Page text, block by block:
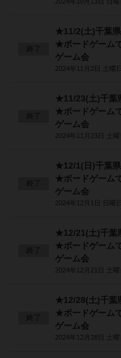
★11/2(土)千葉
★ボードゲーム
ゲーム会
2024年11月2日 土曜日
★11/23(土)千葉
★ボードゲーム
ゲーム会
2024年11月23日 土曜
★12/1(日)千葉
★ボードゲーム
ゲーム会
2024年12月1日 日曜日
★12/21(土)千葉
★ボードゲーム
ゲーム会
2024年12月21日 土曜
★12/28(土)千葉
★ボードゲーム
ゲーム会
2024年12月28日 土曜